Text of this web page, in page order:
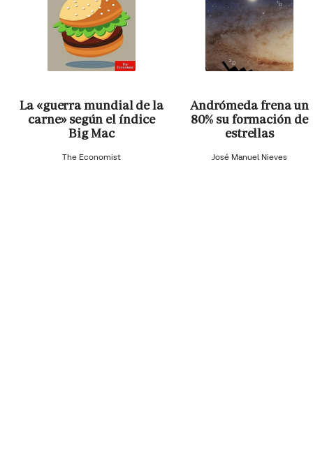
La «guerra mundial de la
carne» según el índice
Big Mac
The Economist
Andrómeda frena un
80% su formación de
estrellas
José Manuel Nieves